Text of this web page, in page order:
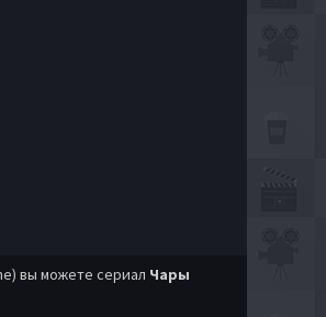
вы можете сериал Чары